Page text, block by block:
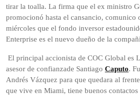
tirar la toalla. La firma que el ex ministro
promocionó hasta el cansancio, comunico
miércoles que el fondo inversor
Enterprise es el nuevo dueño de la
El principal accionista de COC Global es
asesor de confianzade Santiago Caputo.
Andrés Vázquez para que quedara al
que vive en Miami, tiene buenos